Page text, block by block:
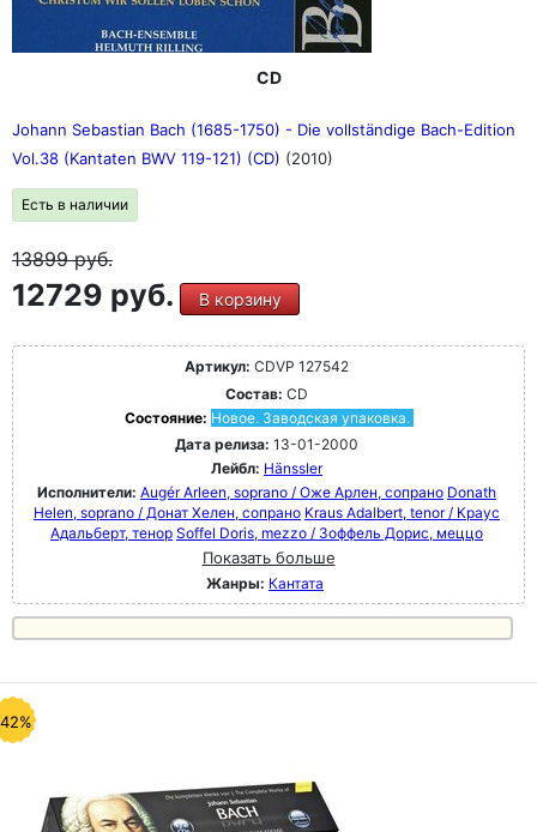
CD
Johann Sebastian Bach (1685-1750) - Die vollständige Bach-Edition
Vol.38 (Kantaten BWV 119-121) (CD) (2010)
Есть в наличии
13899руб.
12729 руб. В корзину
Артикул: CDVP 127542
Состав: CD
Состояние: Новое. Заводская упаковка.
Дата релиза: 13-01-2000
Лейбл: Hänssler
Исполнители: Augér Arleen, soprano / Оже Арлен, сопрано Donath
Helen, soprano / Донат Хелен, сопрано Kraus Adalbert, tenor / Краус
Адальберт, тенор Soffel Doris, mezzo / Зоффель Дорис, меццо
Показать больше
Жанры: Кантата